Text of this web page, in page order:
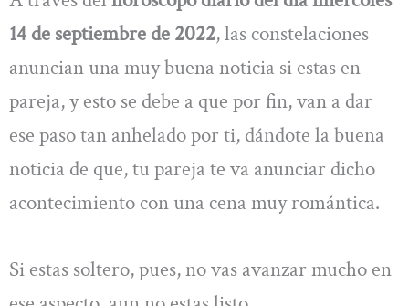
14 de septiembre de 2022, las constelaciones
anuncian una muy buena noticia si estas en
pareja, y esto se debe a que por fin, van a dar
ese paso tan anhelado por ti, dándote la buena
noticia de que, tu pareja te va anunciar dicho
acontecimiento con una cena muy romántica.
Si estas soltero, pues, no vas avanzar mucho en